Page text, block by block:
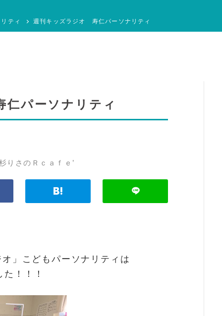
ティ 週刊キッズラジオ 寿仁パーソナリティ
パーソナリティ
りさのＲｃａｆｅ’
」こどもパーソナリティは
！！！